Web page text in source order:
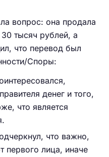
вопрос: она продала
тысяч рублей, а
что перевод был
Споры:
денег и того,
что является
что важно,
первого лица, иначе